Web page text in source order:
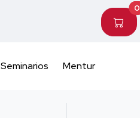
0
Seminarios Mentur